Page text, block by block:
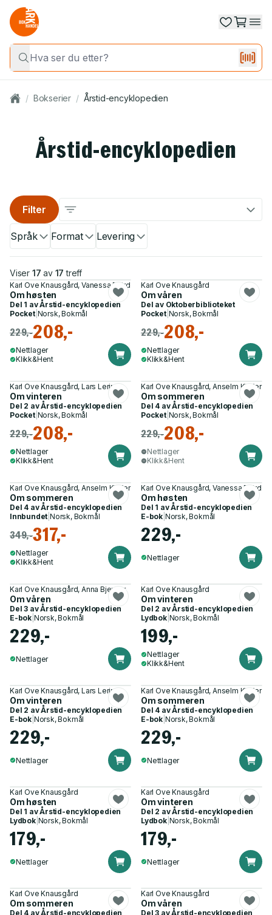
/ Bokserier / Årstid-encyklopedien
Årstid-encyklopedien
Språk Format Levering
Filter
Viser 17 av 17 treff
Karl Ove Knausgård, Vanessa Baird
Om høsten
Del 1 avÅrstid-encyklopedien
Pocket| Norsk, Bokmål
229,-208,-
Nettlager
Klikk&Hent
Karl Ove Knausgård
Om våren
Del av Oktoberbiblioteket
Pocket| Norsk, Bokmål
229,-208,-
Nettlager
Klikk&Hent
Karl Ove Knausgård, Lars Lerin
Om vinteren
Del 2 avÅrstid-encyklopedien
Pocket| Norsk, Bokmål
229,-208,-
Nettlager
Klikk&Hent
Karl Ove Knausgård, Anselm Kiefer
Om sommeren
Del 4 avÅrstid-encyklopedien
Pocket| Norsk, Bokmål
229,-208,-
Nettlager
Klikk&Hent
Karl Ove Knausgård, Anselm Kiefer
Om sommeren
Del 4 avÅrstid-encyklopedien
Innbundet |Norsk, Bokmål
349,-317,-
Nettlager
Klikk&Hent
Karl Ove Knausgård, Vanessa Baird
Om høsten
Del 1 avÅrstid-encyklopedien
E-bok Norsk, Bokmål
229,-
Nettlager
Karl Ove Knausgård, Anna Bjerger
Om våren
Del 3 avÅrstid-encyklopedien
E-bok Norsk, Bokmål
229,-
Nettlager
Karl Ove Knausgård
Om vinteren
Del 2 avÅrstid-encyklopedien
Lydbok| Norsk, Bokmål
199,-
Nettlager
Klikk&Hent
Karl Ove Knausgård, Lars Lerin
Om vinteren
Del 2 avÅrstid-encyklopedien
E-bok Norsk, Bokmål
229,-
Nettlager
Karl Ove Knausgård, Anselm Kiefer
Om sommeren
Del 4 avÅrstid-encyklopedien
E-bok Norsk, Bokmål
229,-
Nettlager
Karl Ove Knausgård
Om høsten
Del 1 avÅrstid-encyklopedien
Lydbok| Norsk, Bokmål
179,-
Nettlager
Karl Ove Knausgård
Om vinteren
Del 2 avÅrstid-encyklopedien
Lydbok| Norsk, Bokmål
179,-
Nettlager
Karl Ove Knausgård
Om sommeren
Del 4 avÅrstid-encyklopedien
Karl Ove Knausgård
Om våren
Del 3 avÅrstid-encyklopedien